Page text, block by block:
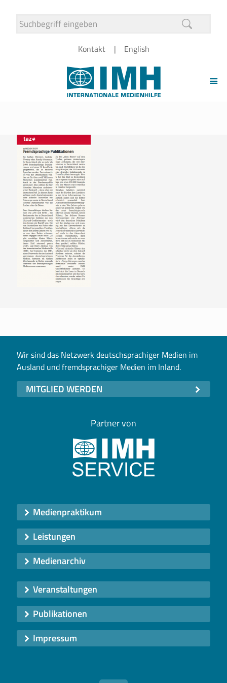
Kontakt English
Wir sind das Netzwerk deutschsprachiger Medien im
Ausland und fremdsprachiger Medien im Inland.
MITGLIED WERDEN
Partner von
Medienpraktikum
Leistungen
Medienarchiv
Veranstaltungen
Publikationen
Impressum